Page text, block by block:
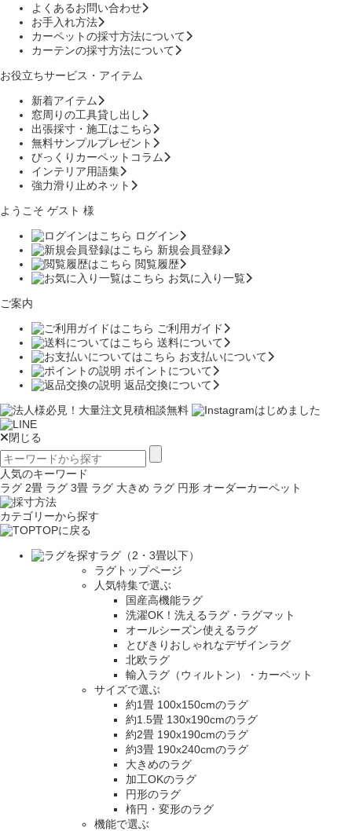
よくあるお問い合わせ
お手入れ方法
カーペットの採寸方法について
カーテンの採寸方法について
お役立ちサービス・アイテム
新着アイテム
窓周りの工具貸し出し
出張採寸・施工はこちら
無料サンプルプレゼント
びっくりカーペットコラム
インテリア用語集
強力滑り止めネット
ようこそ ゲスト 様
ログイン
新規会員登録
閲覧履歴
お気に入り一覧
ご案内
ご利用ガイド
送料について
お支払いについて
ポイントについて
返品交換について
閉じる
人気のキーワード
ラグ 2畳 ラグ 3畳 ラグ 大きめ ラグ 円形 オーダーカーペット
カテゴリーから探す
TOPに戻る
ラグ（2・3畳以下）
ラグトップページ
人気特集で選ぶ
国産高機能ラグ
洗濯OK！洗えるラグ・ラグマット
オールシーズン使えるラグ
とびきりおしゃれなデザインラグ
北欧ラグ
輸入ラグ（ウィルトン）・カーペット
サイズで選ぶ
約1畳 100x150cmのラグ
約1.5畳 130x190cmのラグ
約2畳 190x190cmのラグ
約3畳 190x240cmのラグ
大きめのラグ
加工OKのラグ
円形のラグ
楕円・変形のラグ
機能で選ぶ